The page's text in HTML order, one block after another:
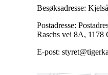
Besøksadresse:
Postadresse:
Raschs vei 8A, 1178
E-post: